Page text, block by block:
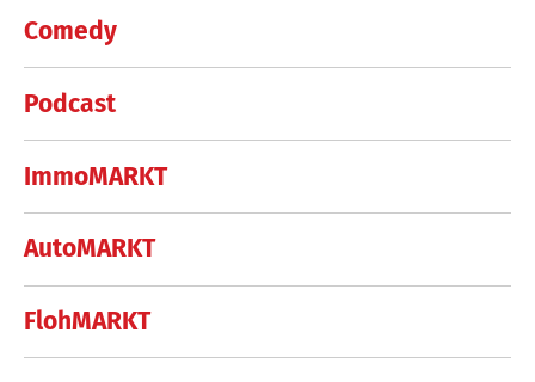
Comedy
Podcast
ImmoMARKT
AutoMARKT
FlohMARKT